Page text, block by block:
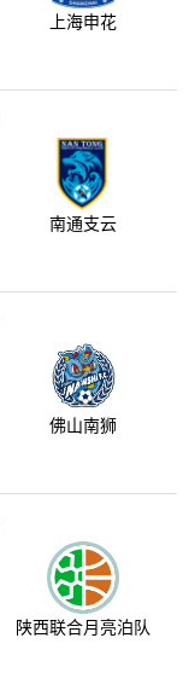
上海申花
南通支云
佛山南狮
陕西联合月亮泊队